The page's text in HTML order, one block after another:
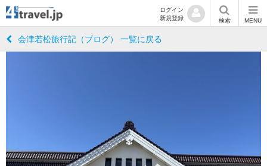
ログイン
新規登録
検索 MENU
会津若松旅行記（ブログ） 一覧に戻る